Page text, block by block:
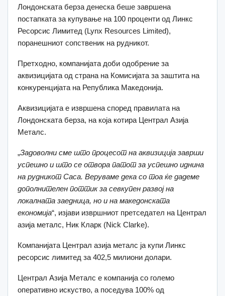
Лондонската берза денеска беше завршена
постапката за купување на 100 проценти од Линкс
Ресорсис Лимитед (Lynx Resources Limited),
поранешниот сопственик на рудникот.
Претходно, компанијата доби одобрение за
аквизицијата од страна на Комисијата за заштита на
конкуренцијата на Република Македонија.
Аквизицијата е извршена според правилата на
Лондонската берза, на која котира Централ Азија
Металс.
„Задоволни сме што процесот на аквизиција заврши
успешно и што се отвора патот за успешно иднина
на рудникот Саса. Веруваме дека со тоа ќе дадеме
дополнителен поттик за севкупен развој на
локалната заедница, но и на македонската
економија“, изјави извршниот претседател на Централ
азија металс, Ник Кларк (Nick Clarke).
Компанијата Централ азија металс ја купи Линкс
ресорсис лимитед за 402,5 милиони долари.
Централ Азија Металс е компанија со големо
оперативно искуство, а поседува 100% од